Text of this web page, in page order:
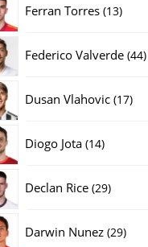
Ferran Torres 1313
Federico Valverde 4444
Dusan Vlahovic 1717
Diogo Jota 1414
Declan Rice 2929
Darwin Nunez 2929